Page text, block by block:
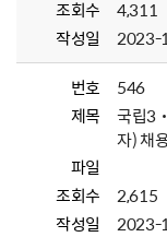
조회수
4,311
작성일
2023-
번호
546
제목
국립
자) 채
파일
조회수
2,615
작성일
2023-